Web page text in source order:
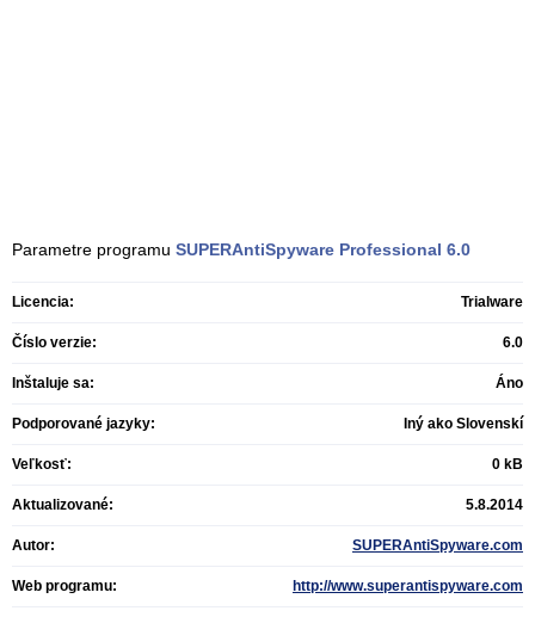
Parametre programu SUPERAntiSpyware Professional 6.0
Licencia: Trialware
Číslo verzie: 6.0
Inštaluje sa: Áno
Podporované jazyky: Iný ako Slovenskí
Veľkosť: 0 kB
Aktualizované: 5.8.2014
Autor: SUPERAntiSpyware.com
Web programu: http://www.superantispyware.com